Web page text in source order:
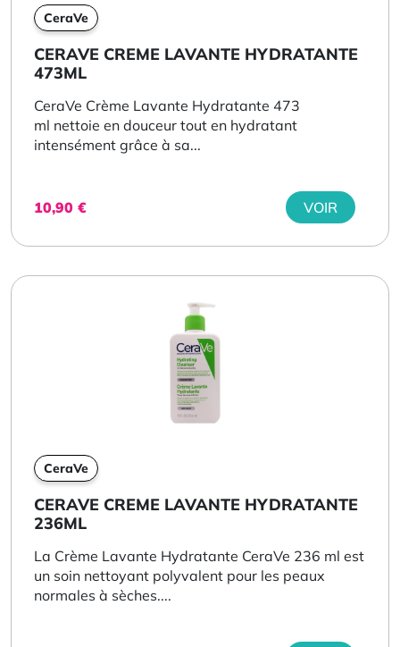
CeraVe
CERAVE CREME LAVANTE HYDRATANTE
473ML
CeraVe Crème Lavante Hydratante 473
ml nettoie en douceur tout en hydratant
intensément grâce à sa...
10,90 € VOIR
CeraVe
CERAVE CREME LAVANTE HYDRATANTE
236ML
La Crème Lavante Hydratante CeraVe 236 ml est
un soin nettoyant polyvalent pour les peaux
normales à sèches....